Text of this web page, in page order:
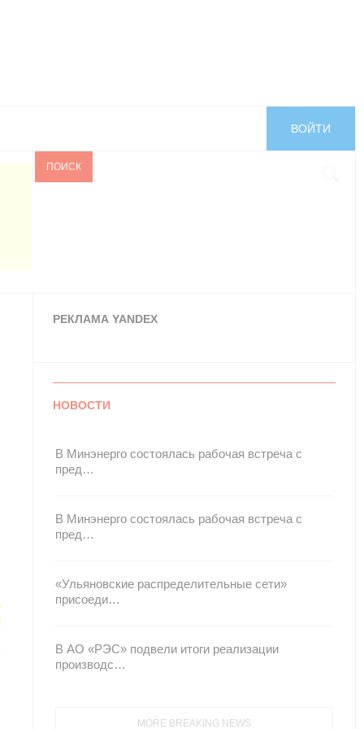
ВОЙТИ
ПОИСК
РЕКЛАМА YANDEX
НОВОСТИ
В Минэнерго состоялась рабочая встреча с
пред…
В Минэнерго состоялась рабочая встреча с
пред…
«Ульяновские распределительные сети»
присоеди…
В АО «РЭС» подвели итоги реализации
производс…
MORE BREAKING NEWS